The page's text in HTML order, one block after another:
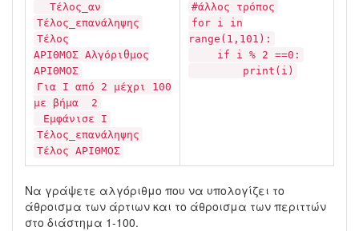
Τέλος_αν
Τέλος_επανάληψης
Τέλος
ΑΡΙΘΜΟΣ Αλγόριθμος
ΑΡΙΘΜΟΣ
Για Ι από 2 μέχρι 100
με βήμα 2
Εμφάνισε Ι
Τέλος_επανάληψης
Τέλος ΑΡΙΘΜΟΣ
#άλλος τρόπος
for i in
range(1,101):
if i % 2 ==0:
print(i)
Να γράψετε αλγόριθμο που να υπολογίζει το
άθροισμα των άρτιων και το άθροισμα των περιττών
στο διάστημα 1-100.